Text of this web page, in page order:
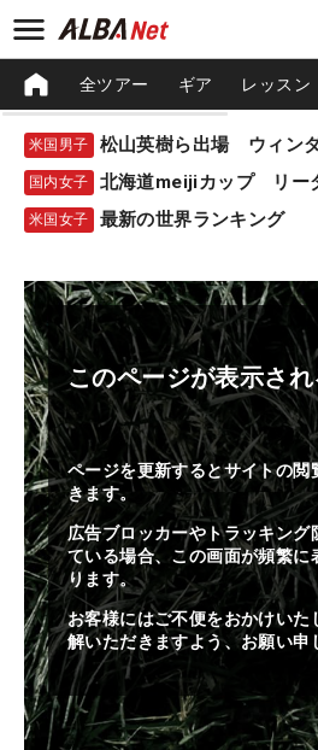
全ツアー ギア レッスン
米国男子
国内女子 北海道meijiカップ リー
米国女子 最新の世界ランキング
このページが表示さ
ページを更新するとサイトの閲
きます。
広告ブロッカーやトラッキング
ている場合、この画面が頻繁に
ります。
お客様にはご不便をおかけいた
解いただきますよう、お願い申